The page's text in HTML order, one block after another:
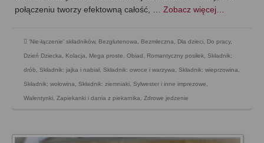
połączeniu tworzy efektowną całość, … Zobacz więcej…
'Nie-łączenie' składników, Bezglutenowa Bezmleczna Dla dzieci Do pracy,
Dzień Dziecka Kolacja Mega proste Obiad Romantyczny posiłek Składnik:
drób Składnik: jajka i nabiał Składnik: owoce i warzywa Składnik: wieprzowina
Składnik: wołowina Składnik: ziemniaki Sylwester i inne imprezowe
Walentynki Zapiekanki i dania z piekarnika Zdrowe jedzenie